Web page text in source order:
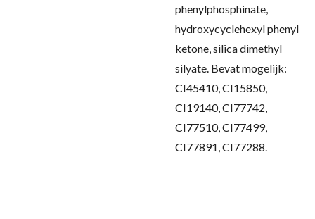
phenylphosphinate,
hydroxycyclehexyl phenyl
ketone, silica dimethyl
silyate. Bevat mogelijk:
CI45410, CI15850,
CI19140, CI77742,
CI77510, CI77499,
CI77891, CI77288.